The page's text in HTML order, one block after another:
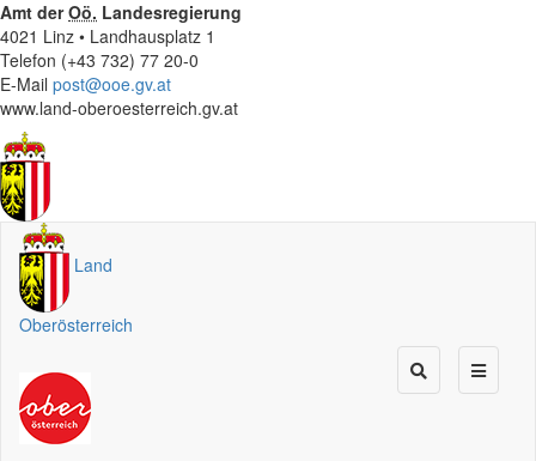
Amt derOö. Landesregierung
4021 Linz • Landhausplatz 1
Telefon (+43 732) 77 20-0
E-Mail post@ooe.gv.at
www.land-oberoesterreich.gv.at
Land
Oberösterreich